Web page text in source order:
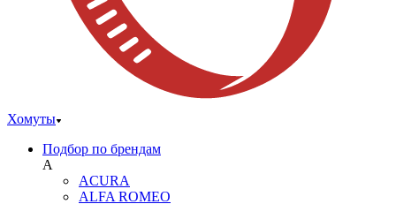
Хомуты
Подбор по брендам
A
ACURA
ALFA ROMEO